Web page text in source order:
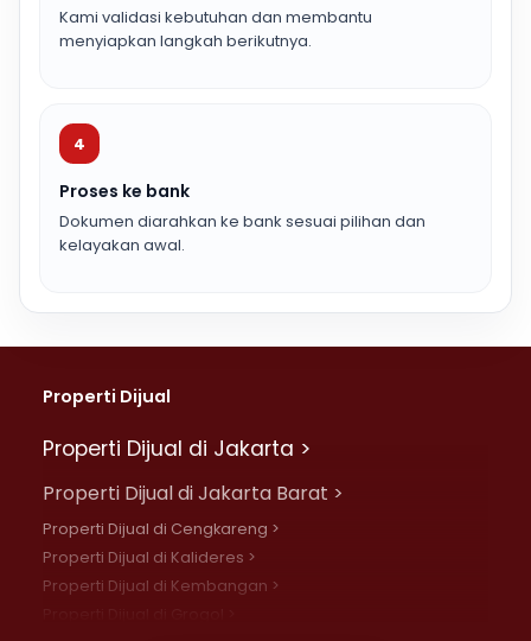
Kami validasi kebutuhan dan membantu
menyiapkan langkah berikutnya.
4
Proses ke bank
Dokumen diarahkan ke bank sesuai pilihan dan
kelayakan awal.
Properti Dijual
Properti Dijual di Jakarta >
Properti Dijual di Jakarta Barat >
Properti Dijual di Cengkareng >
Properti Dijual di Kalideres >
Properti Dijual di Kembangan >